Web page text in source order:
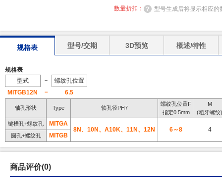
数量折扣： 型号生成后将显示相应的
规格表 型号/交期 3D预览 概述/特性
规格表
型式
－
螺纹孔位置
MITGB12N
－ 6.5
轴孔形状 Type 轴孔径PH7
螺纹孔位置F
指定0.5mm
M
(粗牙螺纹)
键槽孔+螺纹孔
MITGA
8N、10N、A10K、11N、12N
6～8 4
圆孔+螺纹孔 MITGB
商品评价(0)